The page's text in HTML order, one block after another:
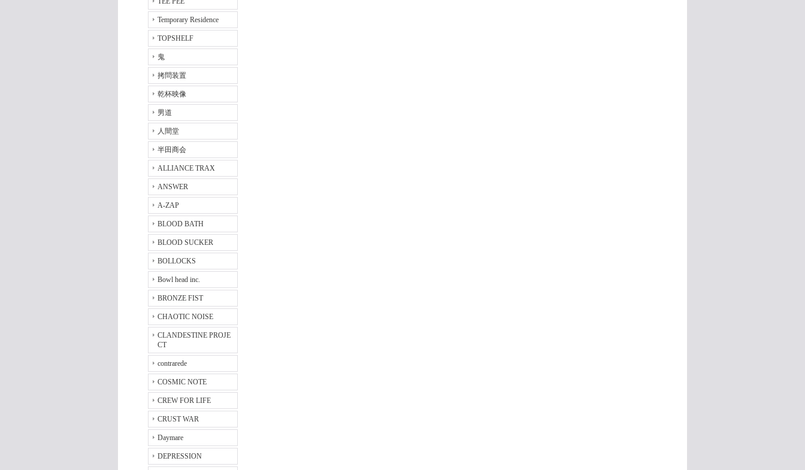
Temporary Residence
TOPSHELF
鬼
拷問装置
乾杯映像
男道
人間堂
半田商会
ALLIANCE TRAX
ANSWER
A-ZAP
BLOOD BATH
BLOOD SUCKER
BOLLOCKS
Bowl head inc.
BRONZE FIST
CHAOTIC NOISE
CLANDESTINE PROJE
CT
contrarede
COSMIC NOTE
CREW FOR LIFE
CRUST WAR
Daymare
DEPRESSION